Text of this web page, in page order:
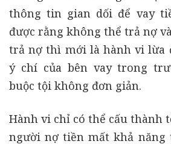
thông tin gian dối để vay
được rằng không thể trả nợ
trả nợ thì mới là hành vi lừa
ý chí của bên vay trong
buộc tội không đơn giản.
Hành vi chỉ có thể cấu thành
người nợ tiền mất khả năng